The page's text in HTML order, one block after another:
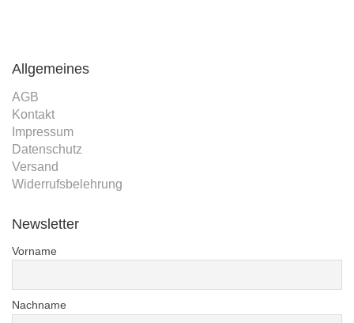
Allgemeines
AGB
Kontakt
Impressum
Datenschutz
Versand
Widerrufsbelehrung
Newsletter
Vorname
Nachname